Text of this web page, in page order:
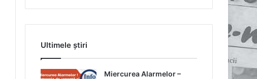
Ultimele știri
Miercurea Alarmelor –